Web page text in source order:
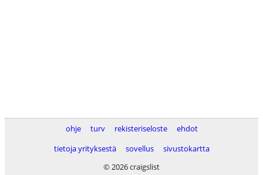
ohje turv rekisteriseloste
ehdot
tietoja yrityksestä
sovellus
sivustokartta
© 2026 craigslist